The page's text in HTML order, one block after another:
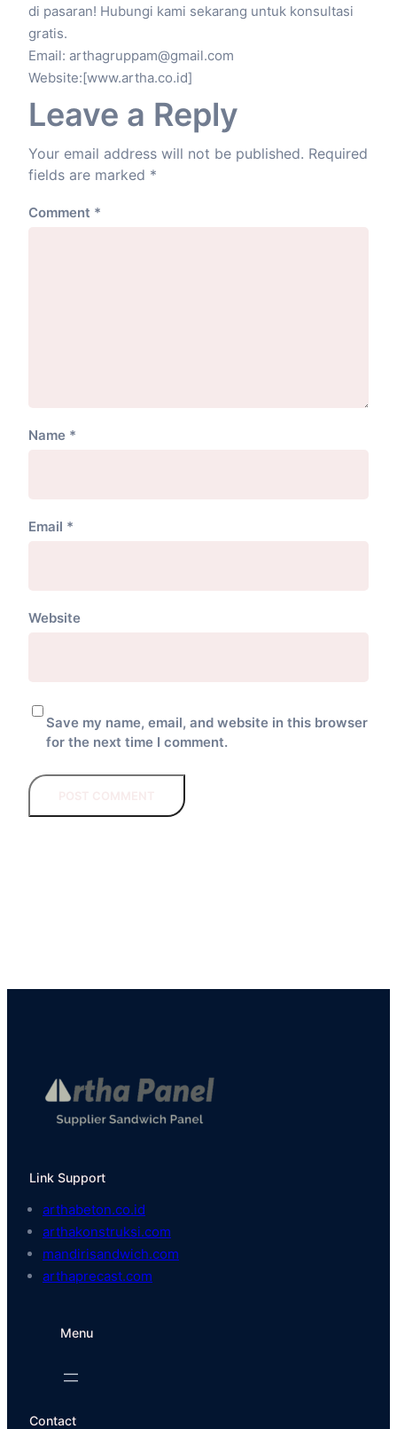
di pasaran! Hubungi kami sekarang untuk konsultasi
gratis.
Email: arthagruppam@gmail.com
Website:[www.artha.co.id]
Leave a Reply
Your email address will not be published. Required
fields are marked *
Comment *
Name *
Email *
Website
Save my name, email, and website in this browser
for the next time I comment.
Link Support
arthabeton.co.id
arthakonstruksi.com
mandirisandwich.com
arthaprecast.com
Menu
Contact